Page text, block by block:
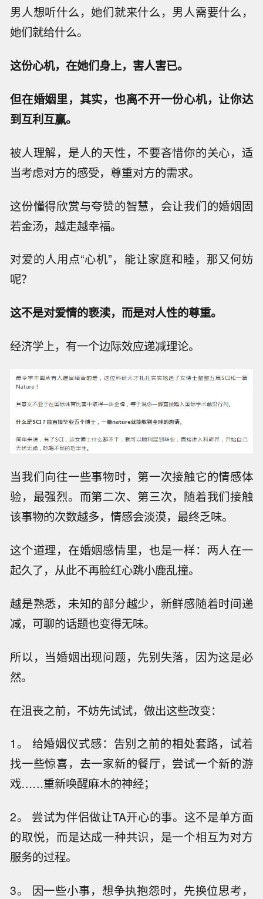
男人想听什么，她们就来什么，男人需要什么，
她们就给什么。
这份心机，在她们身上，害人害已。
但在婚姻里，其实，也离不开一份心机，让你达
到互利互赢。
被人理解，是人的天性，不要吝惜你的关心，适
当考虑对方的感受，尊重对方的需求。
这份懂得欣赏与夸赞的智慧，会让我们的婚姻固
若金汤，越走越幸福。
对爱的人用点“心机”，能让家庭和睦，那又何妨
呢？
这不是对爱情的亵渎，而是对人性的尊重。
经济学上，有一个边际效应递减理论。
当我们向往一些事物时，第一次接触它的情感体
验，最强烈。而第二次、第三次，随着我们接触
该事物的次数越多，情感会淡漠，最终乏味。
这个道理，在婚姻感情里，也是一样：两人在一
起久了，从此不再脸红心跳小鹿乱撞。
越是熟悉，未知的部分越少，新鲜感随着时间递
减，可聊的话题也变得无味。
所以，当婚姻出现问题，先别失落，因为这是必
然。
在沮丧之前，不妨先试试，做出这些改变：
1。 给婚姻仪式感：告别之前的相处套路，试着
找一些惊喜，去一家新的餐厅，尝试一个新的游
戏……重新唤醒麻木的神经；
2。 尝试为伴侣做让TA开心的事。这不是单方面
的取悦，而是达成一种共识，是一个相互为对方
服务的过程。
3。 因一些小事，想争执抱怨时，先换位思考，